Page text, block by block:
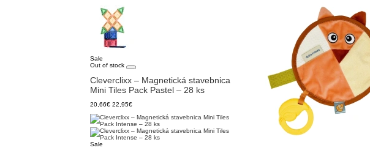
Sale
Out of stock
Cleverclixx – Magnetická stavebnica
Mini Tiles Pack Pastel – 28 ks
20,66€ 22,95€
Sale